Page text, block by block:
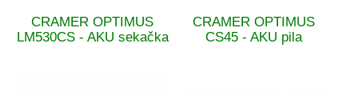
CRAMER OPTIMUS
LM530CS - AKU sekačka
CRAMER OPTIMUS
CS45 - AKU pila